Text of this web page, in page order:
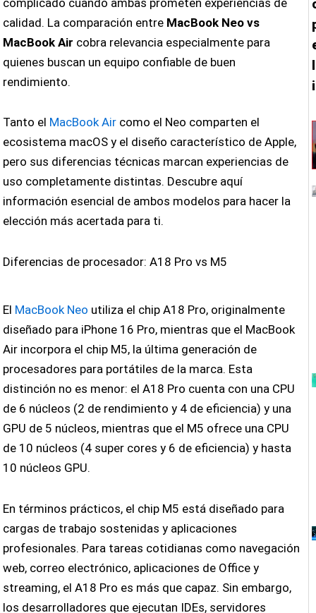
calidad. La comparación entre MacBook Neo vs
MacBook Air cobra relevancia especialmente para
quienes buscan un equipo confiable de buen
rendimiento.
Tanto el MacBook Air como el Neo comparten el
ecosistema macOS y el diseño característico de Apple,
pero sus diferencias técnicas marcan experiencias de
uso completamente distintas. Descubre aquí
información esencial de ambos modelos para hacer la
elección más acertada para ti.
Diferencias de procesador: A18 Pro vs M5
El MacBook Neo utiliza el chip A18 Pro, originalmente
diseñado para iPhone 16 Pro, mientras que el MacBook
Air incorpora el chip M5, la última generación de
procesadores para portátiles de la marca. Esta
distinción no es menor: el A18 Pro cuenta con una CPU
de 6 núcleos (2 de rendimiento y 4 de eficiencia) y una
GPU de 5 núcleos, mientras que el M5 ofrece una CPU
de 10 núcleos (4 super cores y 6 de eficiencia) y hasta
10 núcleos GPU.
En términos prácticos, el chip M5 está diseñado para
cargas de trabajo sostenidas y aplicaciones
profesionales. Para tareas cotidianas como navegación
web, correo electrónico, aplicaciones de Office y
streaming, el A18 Pro es más que capaz. Sin embargo,
los desarrolladores que ejecutan IDEs, servidores